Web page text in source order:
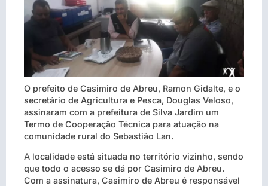
O prefeito de Casimiro de Abreu, Ramon Gidalte, e o
secretário de Agricultura e Pesca, Douglas Veloso,
assinaram com a prefeitura de Silva Jardim um
Termo de Cooperação Técnica para atuação na
comunidade rural do Sebastião Lan.
A localidade está situada no território vizinho, sendo
que todo o acesso se dá por Casimiro de Abreu.
Com a assinatura, Casimiro de Abreu é responsável